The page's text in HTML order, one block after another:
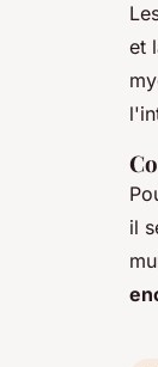
et
il